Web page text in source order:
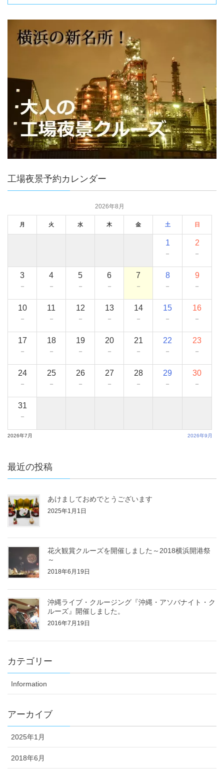
工場夜景予約カレンダー
2026年8月
月 火 水 木 金 土 日
1
－
2
－
3
－
4
－
5
－
6
－
7
－
8
－
9
－
10
－
11
－
12
－
13
－
14
－
15
－
16
－
17
－
18
－
19
－
20
－
21
－
22
－
23
－
24
－
25
－
26
－
27
－
28
－
29
－
30
－
31
－
2026年7月 2026年9月
最近の投稿
あけましておめでとうございます
2025年1月1日
花火観賞クルーズを開催しました～2018横浜開港祭
～
2018年6月19日
沖縄ライブ・クルージング『沖縄・アソバナイト・ク
ルーズ』開催しました。
2016年7月19日
カテゴリー
Information
アーカイブ
2025年1月
2018年6月